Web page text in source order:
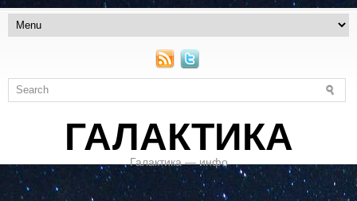
ГАЛАКТИКА
Галактика — инфо